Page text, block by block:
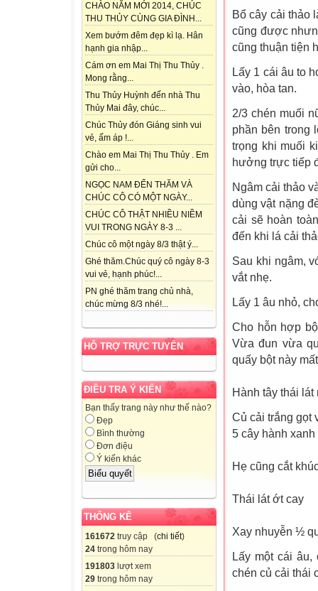
CHÀO NĂM MỚI 2014, CHÚC
THU THỦY CÙNG GIA ĐÌNH...
Xem bướm đêm đẹp kì lạ. Hân
hạnh gia nhập...
Cám ơn em Mai Thị Thu Thủy .
Mong rằng...
Thu Thủy Huỳnh đến nhà Thu
Thủy Mai đây, chúc...
Chúc Thủy đón Giáng sinh vui
vẻ, ấm áp !...
Chào em Mai Thị Thu Thủy . Em
gửi cho...
NGỌC NAM ĐẾN THĂM VÀ
CHÚC CÔ CÓ MỘT NGÀY...
CHÚC CÔ THẬT NHIỀU NIỀM
VUI TRONG NGÀY 8-3 ...
Chúc cô một ngày 8/3 thật ý...
Ghé thăm.Chúc quý cô ngày 8-3
vui vẻ, hạnh phúc!...
PN ghé thăm trang chủ nhà,
chúc mừng 8/3 nhé!...
HỖ TRỢ TRỰC TUYẾN
ĐIỀU TRA Ý KIẾN
Bạn thấy trang này như thế nào?
Đẹp
Bình thường
Đơn điệu
Ý kiến khác
THỐNG KÊ
161672 truy cập (chi tiết)
24 trong hôm nay
191803 lượt xem
29 trong hôm nay
Bổ cây cải thảo
cũng được
cũng thuận tiện
Lấy 1 cái âu to
vào, hòa tan.
2/3 chén muối
phần bên trong
trọng khi muối
hưởng trực tiếp
Ngâm cải thảo
dùng vật nặng
cải sẽ hoàn
đến khi lá cải
Sau khi ngâm,
vắt nhẹ.
Lấy 1 âu nhỏ,
Cho hỗn hợp
Vừa đun vừa
quấy bột này
Hành tây thái lát
Củ cải trắng gọt
5 cây hành
Hẹ cũng cắt
Thái lát ớt cay
Xay nhuyễn ½
Lấy một cái
chén củ cải thái